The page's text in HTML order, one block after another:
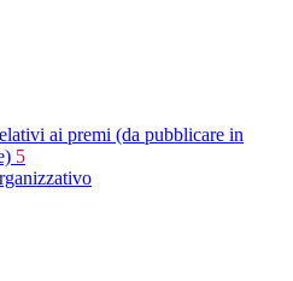
ai premi (da pubblicare in
5